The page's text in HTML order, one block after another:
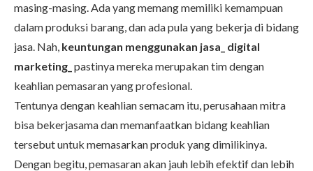
masing-masing. Ada yang memang memiliki kemampuan
dalam produksi barang, dan ada pula yang bekerja di bidang
jasa. Nah, keuntungan menggunakan jasa_ digital
marketing_ pastinya mereka merupakan tim dengan
keahlian pemasaran yang profesional.
Tentunya dengan keahlian semacam itu, perusahaan mitra
bisa bekerjasama dan memanfaatkan bidang keahlian
tersebut untuk memasarkan produk yang dimilikinya.
Dengan begitu, pemasaran akan jauh lebih efektif dan lebih